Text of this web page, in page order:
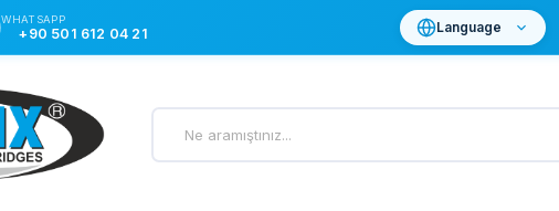
WHATSAPP
+90 501 612 04 21 Language